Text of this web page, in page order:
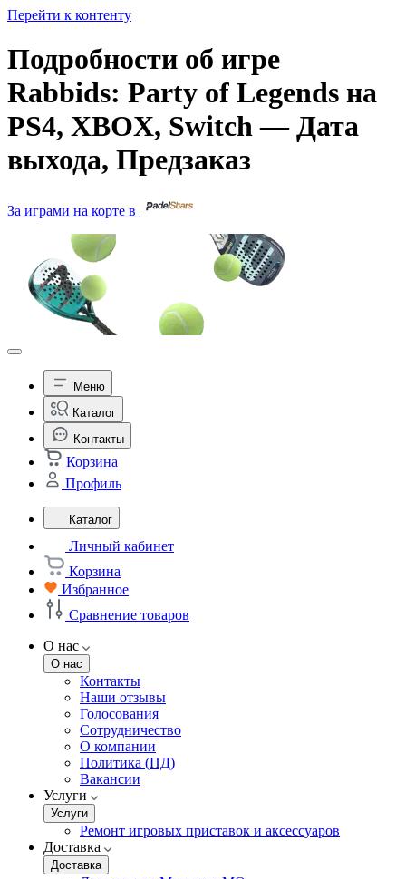
Перейти к контенту
Подробности об игре
Rabbids: Party of Legends на
PS4, XBOX, Switch — Дата
выхода, Предзаказ
За играми на корте в
Меню
Каталог
Контакты
Корзина
Профиль
Каталог
Личный кабинет
Корзина
Избранное
Сравнение товаров
О нас
О нас
Контакты
Наши отзывы
Голосования
Сотрудничество
О компании
Политика (ПД)
Вакансии
Услуги
Услуги
Ремонт игровых приставок и аксессуаров
Доставка
Доставка